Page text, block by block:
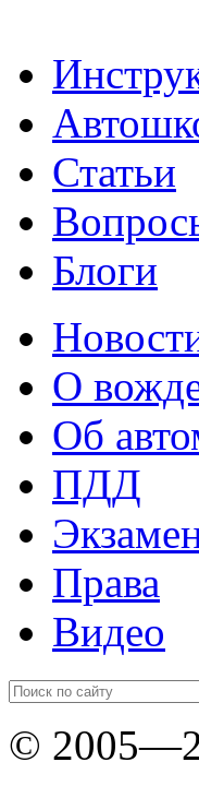
Статьи
Блоги
О
Об
ПДД
Права
Видео
©